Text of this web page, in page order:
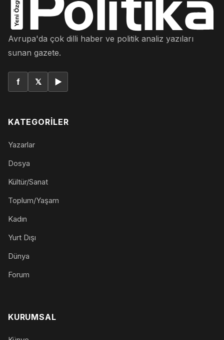
Avrupa'da çok dilli haber ve politik analiz yazıları
sunan gazete.
f 𝕏 ▶
KATEGORILER
Yazarlar
Dosya
Kültür/Sanat
Toplum/Yaşam
Kadın
Yurt Dışı
Dünya
Forum
KURUMSAL